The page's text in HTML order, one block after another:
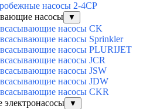
насосы 2-4CP
насосы
▼
насосы CK
насосы Sprinkler
насосы PLURIJET
насосы JCR
насосы JSW
насосы JDW
насосы CKR
▼